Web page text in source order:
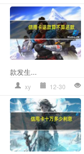
款发生...
xy 12-30